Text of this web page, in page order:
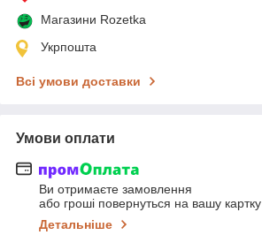
Магазини Rozetka
Укрпошта
Всі умови доставки
Умови оплати
Ви отримаєте замовлення
або гроші повернуться на вашу картку
Детальніше